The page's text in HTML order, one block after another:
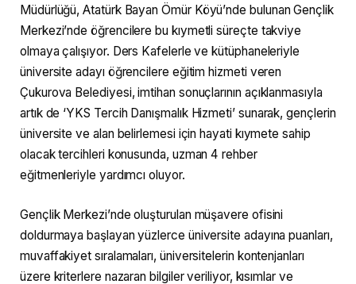
Müdürlüğü, Atatürk Bayan Ömür Köyü’nde bulunan Gençlik
Merkezi’nde öğrencilere bu kıymetli süreçte takviye
olmaya çalışıyor. Ders Kafelerle ve kütüphaneleriyle
üniversite adayı öğrencilere eğitim hizmeti veren
Çukurova Belediyesi, imtihan sonuçlarının açıklanmasıyla
artık de ‘YKS Tercih Danışmalık Hizmeti’ sunarak, gençlerin
üniversite ve alan belirlemesi için hayati kıymete sahip
olacak tercihleri konusunda, uzman 4 rehber
eğitmenleriyle yardımcı oluyor.
Gençlik Merkezi’nde oluşturulan müşavere ofisini
doldurmaya başlayan yüzlerce üniversite adayına puanları,
muvaffakiyet sıralamaları, üniversitelerin kontenjanları
üzere kriterlere nazaran bilgiler veriliyor, kısımlar ve